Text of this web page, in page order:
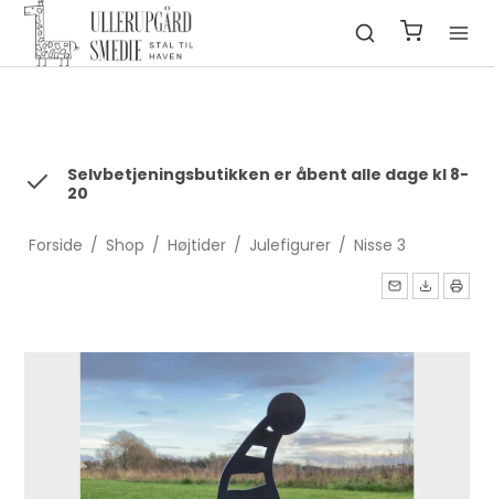
fbq('init', '1322550991547406', { em: 'email@email.com', //
Values will be hashed automatically by the pixel using SHA-256
ph: '1234567890', ... });
Selvbetjeningsbutikken er åbent alle dage kl 8-
20
Forside / Shop / Højtider / Julefigurer / Nisse 3